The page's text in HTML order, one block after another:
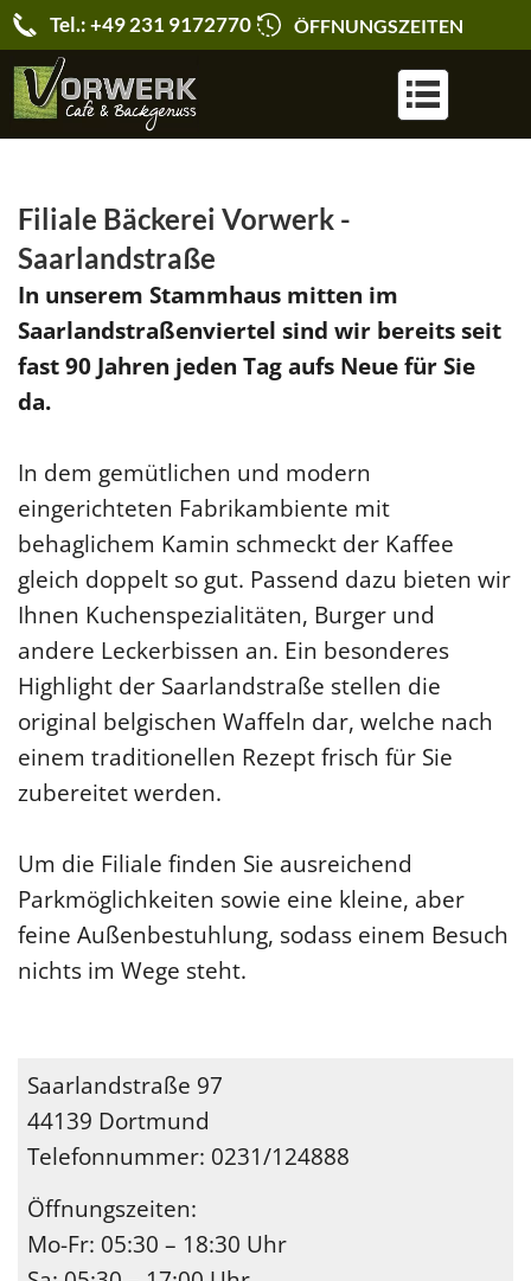
Tel.: +49 231 9172770 ÖFFNUNGSZEITEN
Filiale Bäckerei Vorwerk -
Saarlandstraße
In unserem Stammhaus mitten im
Saarlandstraßenviertel sind wir bereits seit
fast 90 Jahren jeden Tag aufs Neue für Sie
da.
In dem gemütlichen und modern
eingerichteten Fabrikambiente mit
behaglichem Kamin schmeckt der Kaffee
gleich doppelt so gut. Passend dazu bieten wir
Ihnen Kuchenspezialitäten, Burger und
andere Leckerbissen an. Ein besonderes
Highlight der Saarlandstraße stellen die
original belgischen Waffeln dar, welche nach
einem traditionellen Rezept frisch für Sie
zubereitet werden.
Um die Filiale finden Sie ausreichend
Parkmöglichkeiten sowie eine kleine, aber
feine Außenbestuhlung, sodass einem Besuch
nichts im Wege steht.
Saarlandstraße 97
44139 Dortmund
Telefonnummer: 0231/124888
Öffnungszeiten:
Mo-Fr: 05:30 – 18:30 Uhr